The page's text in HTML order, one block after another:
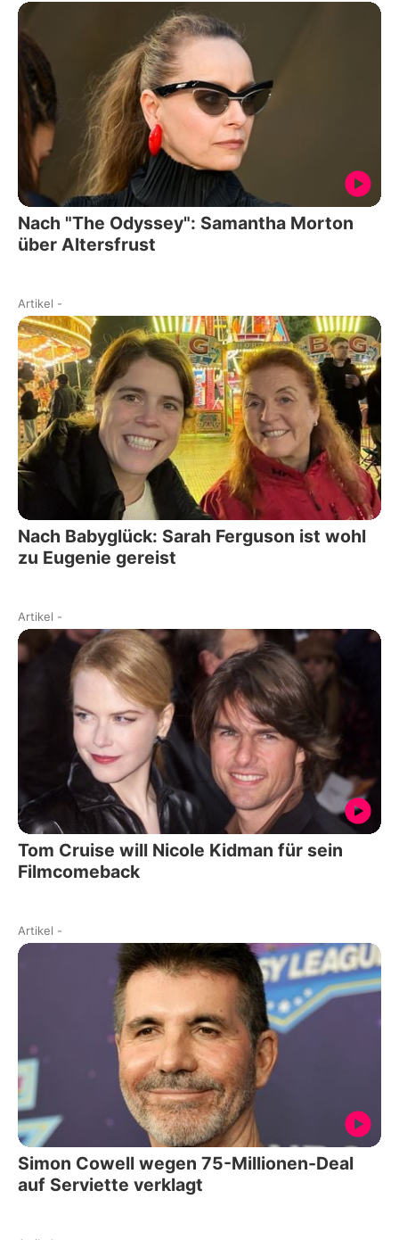
Nach "The Odyssey": Samantha Morton
über Altersfrust
Artikel -
Nach Babyglück: Sarah Ferguson ist wohl
zu Eugenie gereist
Artikel -
Tom Cruise will Nicole Kidman für sein
Filmcomeback
Artikel -
Simon Cowell wegen 75-Millionen-Deal
auf Serviette verklagt